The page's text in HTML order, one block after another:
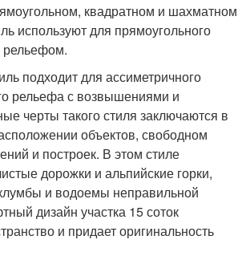
квадратном и шахматном
используют для прямоугольного
рельефом.
подходит для ассиметричного
рельефа с возвышениями и
черты такого стиля заключаются в
объектов, свободном
и построек. В этом стиле
дорожки и альпийские горки,
и водоемы неправильной
дизайн участка 15 соток
и придает оригинальность